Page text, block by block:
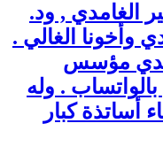
الغامدي , ود.
وأخونا الغالي .
مؤسس
. وله
أساتذة كبار